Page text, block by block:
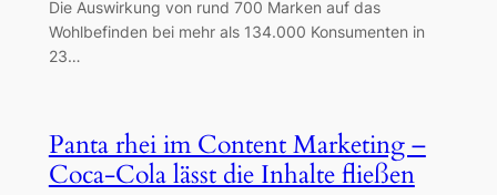
Die Auswirkung von rund 700 Marken auf das
Wohlbefinden bei mehr als 134.000 Konsumenten in
23…
Panta rhei im Content Marketing –
Coca-Cola lässt die Inhalte fließen